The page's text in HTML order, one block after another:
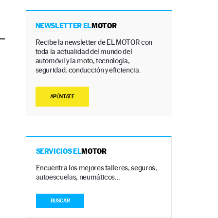
NEWSLETTER ELMOTOR
Recibe la newsletter de EL MOTOR con
toda la actualidad del mundo del
automóvil y la moto, tecnología,
seguridad, conducción y eficiencia.
APÚNTATE
SERVICIOS ELMOTOR
Encuentra los mejores talleres, seguros,
autoescuelas, neumáticos…
BUSCAR